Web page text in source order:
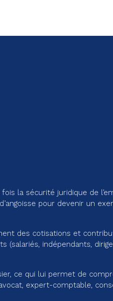
la sécurité juridique de
pour devenir un
des cotisations et
(salariés, indépendants,
ce qui lui permet de
expert-comptable,